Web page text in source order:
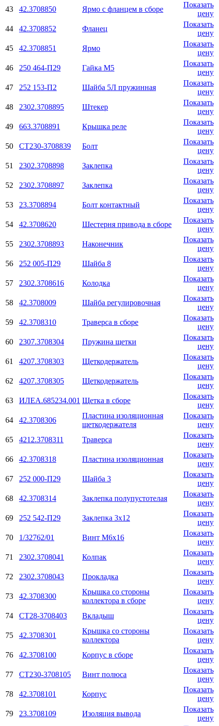
43 42.3708850 Ярмо с фланцем в сборе
Показать
цену
44
42.3708852 Фланец
Показать
цену
45
42.3708851 Ярмо
Показать
цену
46
250 464-П29 Гайка М5
Показать
цену
47
252 153-П2 Шайба 5Л пружинная
Показать
цену
48
2302.3708895 Штекер
Показать
цену
49
663.3708891 Крышка реле
Показать
цену
50
СТ230-3708839 Болт
Показать
цену
51
2302.3708898 Заклепка
Показать
цену
52
2302.3708897 Заклепка
Показать
цену
53
23.3708894 Болт контактный
Показать
цену
54
42.3708620 Шестерня привода в сборе
Показать
цену
55
2302.3708893 Наконечник
Показать
цену
56
252 005-П29 Шайба 8
Показать
цену
57
2302.3708616 Колодка
Показать
цену
58
42.3708009 Шайба регулировочная
Показать
цену
59
42.3708310 Траверса в сборе
Показать
цену
60
2307.3708304 Пружина щетки
Показать
цену
61
4207.3708303 Щеткодержатель
Показать
цену
62
4207.3708305 Щеткодержатель
Показать
цену
63
ИЛЕА.685234.001 Щетка в сборе
Показать
цену
64
42.3708306
Пластина изоляционная
щеткодержателя
Показать
цену
65
4212.3708311 Траверса
Показать
цену
66
42.3708318 Пластина изоляционная
Показать
цену
67
252 000-П29 Шайба 3
Показать
цену
68
42.3708314 Заклепка полупустотелая
Показать
цену
69
252 542-П29 Заклепка 3х12
Показать
цену
70
1/32762/01 Винт М6х16
Показать
цену
71
2302.3708041 Колпак
Показать
цену
72
2302.3708043 Прокладка
Показать
цену
73
42.3708300
Крышка со стороны
коллектора в сборе
Показать
цену
74
СТ28-3708403 Вкладыш
Показать
цену
75
42.3708301
Крышка со стороны
коллектора
Показать
цену
76
42.3708100 Корпус в сборе
Показать
цену
77
СТ230-3708105 Винт полюса
Показать
цену
78
42.3708101 Корпус
Показать
цену
79
23.3708109 Изоляция вывода
Показать
цену